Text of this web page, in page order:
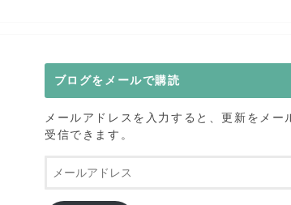
ブログをメールで購読
メールアドレスを入力すると、更新をメー
受信できます。
ー